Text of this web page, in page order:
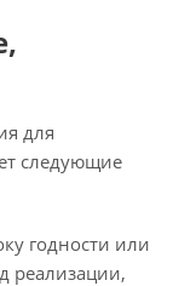
для
следующие
годности или
реализации,